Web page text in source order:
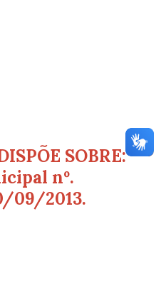
SOBRE:
nº.
09/2013.